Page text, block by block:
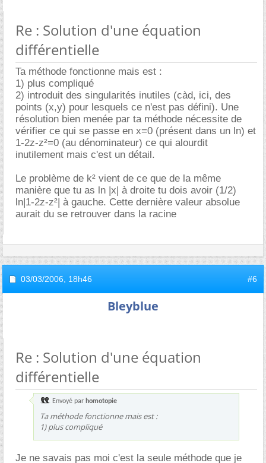
Re : Solution d'une équation
différentielle
Ta méthode fonctionne mais est :
1) plus compliqué
2) introduit des singularités inutiles (càd, ici, des
points (x,y) pour lesquels ce n'est pas défini). Une
résolution bien menée par ta méthode nécessite de
vérifier ce qui se passe en x=0 (présent dans un ln) et
1-2z-z²=0 (au dénominateur) ce qui alourdit
inutilement mais c'est un détail.
Le problème de k² vient de ce que de la même
manière que tu as ln |x| à droite tu dois avoir (1/2)
ln|1-2z-z²| à gauche. Cette dernière valeur absolue
aurait du se retrouver dans la racine
03/03/2006, 18h46 #6
Bleyblue
Re : Solution d'une équation
différentielle
Envoyé par homotopie
Ta méthode fonctionne mais est :
1) plus compliqué
Je ne savais pas moi c'est la seule méthode que je